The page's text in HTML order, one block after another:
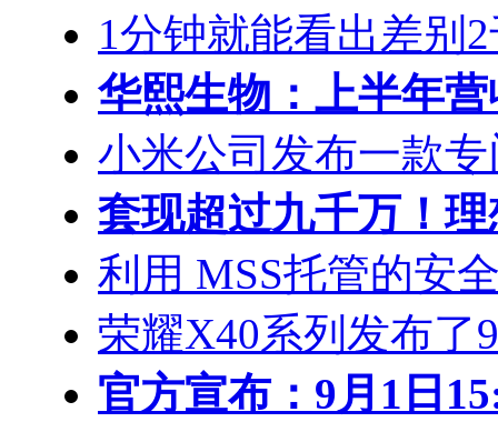
1分钟就能看出差别2
华熙生物：上半年营
小米公司发布一款专
套现超过九千万！
利用 MSS托管的安
荣耀X40系列发布了
官方宣布：9月1日